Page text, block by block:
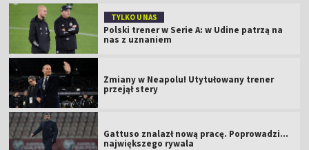
TYLKO U NAS
Polski trener w Serie A: w Udine patrzą na
nas z uznaniem
Zmiany w Neapolu! Utytułowany trener
przejął stery
Gattuso znalazł nową pracę. Poprowadzi...
największego rywala